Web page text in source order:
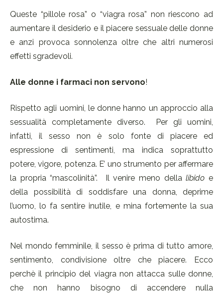
Queste “pillole rosa” o “viagra rosa” non riescono ad
aumentare il desiderio e il piacere sessuale delle donne
e anzi provoca sonnolenza oltre che altri numerosi
effetti sgradevoli.
Alle donne i farmaci non servono!
Rispetto agli uomini, le donne hanno un approccio alla
sessualità completamente diverso. Per gli uomini,
infatti, il sesso non è solo fonte di piacere ed
espressione di sentimenti, ma indica soprattutto
potere, vigore, potenza. E’ uno strumento per affermare
la propria “mascolinità”. Il venire meno dellalibido e
della possibilità di soddisfare una donna, deprime
l’uomo, lo fa sentire inutile, e mina fortemente la sua
autostima.
Nel mondo femminile, il sesso è prima di tutto amore,
sentimento, condivisione oltre che piacere. Ecco
perchè il principio del viagra non attacca sulle donne,
che non hanno bisogno di accendere nulla